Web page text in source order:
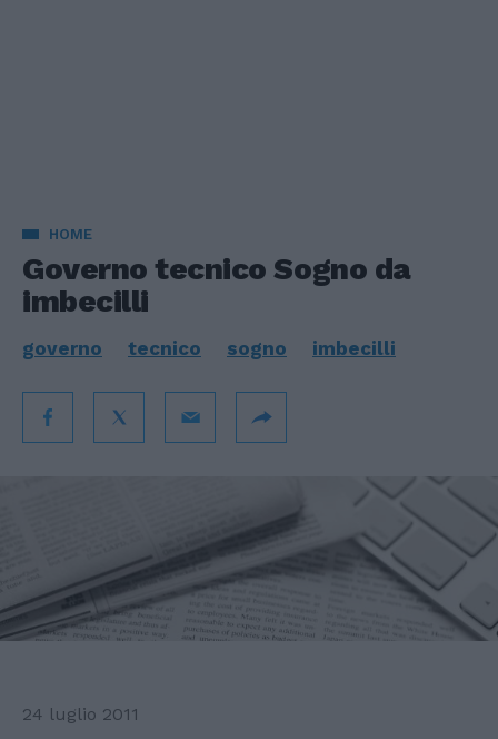
HOME
Governo tecnico Sogno da
imbecilli
governo tecnico sogno imbecilli
24 luglio 2011